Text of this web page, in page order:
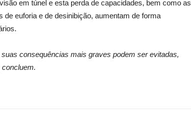
em túnel e esta perda de capacidades, bem como as
euforia e de desinibição, aumentam de forma
consequências mais graves podem ser evitadas,
concluem.